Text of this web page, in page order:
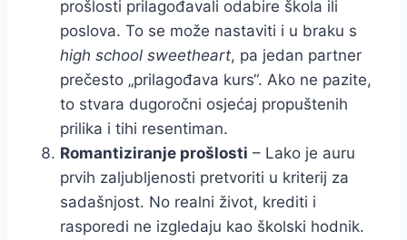
prošlosti prilagođavali odabire škola ili
poslova. To se može nastaviti i u braku s
high school sweetheart, pa jedan partner
prečesto „prilagođava kurs“. Ako ne pazite,
to stvara dugoročni osjećaj propuštenih
prilika i tihi resentiman.
Romantiziranje prošlosti – Lako je auru
prvih zaljubljenosti pretvoriti u kriterij za
sadašnjost. No realni život, krediti i
rasporedi ne izgledaju kao školski hodnik.